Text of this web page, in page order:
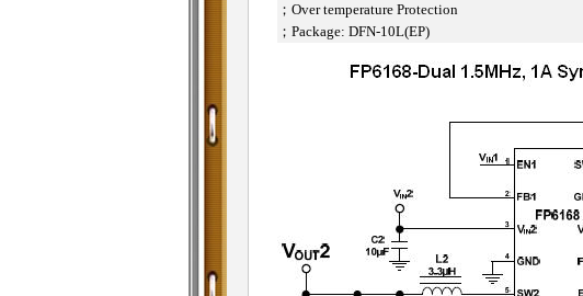
； Over temperature Protection
； Package: DFN-10L(EP)